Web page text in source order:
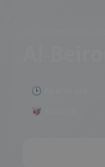
🕒 Aperto ora
🥡 Asporto